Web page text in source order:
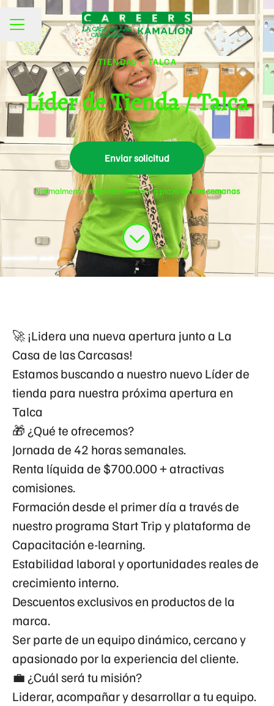
MENÚ DE EMPLEO
Compartir página
TIENDAS · TALCA
Líder de Tienda / Talca
Enviar solicitud
Normalmente respondemos en un plazo dedos semanas
🚀 ¡Lidera una nueva apertura junto a La
Casa de las Carcasas!
Estamos buscando a nuestro nuevoLíder de
tienda para nuestra próxima apertura en
Talca
🎁 ¿Qué te ofrecemos?
Jornada de 42 horas semanales.
Renta líquida de $700.000 + atractivas
comisiones.
Formación desde el primer día a través de
nuestro programa Start Trip y plataforma de
Capacitación e-learning.
Estabilidad laboral y oportunidades reales de
crecimiento interno.
Descuentos exclusivos en productos de la
marca.
Ser parte de un equipo dinámico, cercano y
apasionado por la experiencia del cliente.
💼 ¿Cuál será tu misión?
Liderar, acompañar y desarrollar a tu equipo.